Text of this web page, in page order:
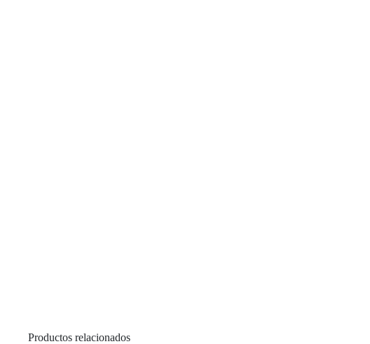
Productos relacionados